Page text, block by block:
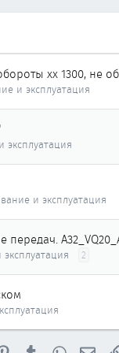
хх 1300, не
и эксплуатация
эксплуатация
и эксплуатация
2